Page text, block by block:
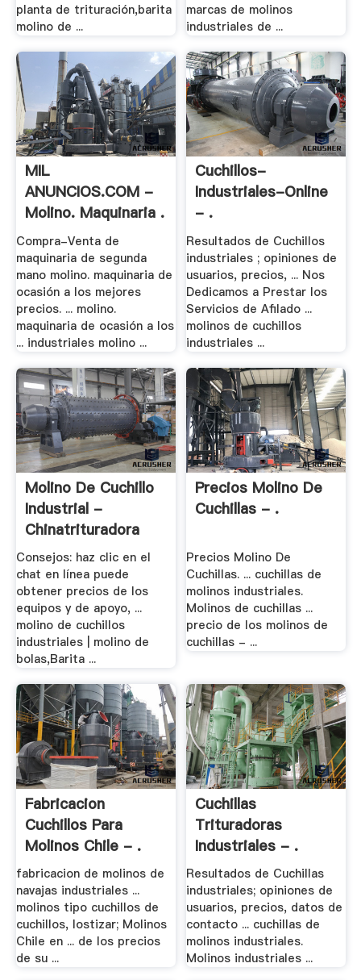
planta de trituración,barita
molino de ...
marcas de molinos
industriales de ...
MIL
ANUNCIOS.COM -
Molino. Maquinaria .
Compra-Venta de
maquinaria de segunda
mano molino. maquinaria de
ocasión a los mejores
precios. ... molino.
maquinaria de ocasión a los
... industriales molino ...
Cuchillos-
Industriales-Online
- .
Resultados de Cuchillos
industriales ; opiniones de
usuarios, precios, ... Nos
Dedicamos a Prestar los
Servicios de Afilado ...
molinos de cuchillos
industriales ...
Molino De Cuchillo
Industrial -
Chinatrituradora
Consejos: haz clic en el
chat en línea puede
obtener precios de los
equipos y de apoyo, ...
molino de cuchillos
industriales | molino de
bolas,Barita ...
Precios Molino De
Cuchillas - .
Precios Molino De
Cuchillas. ... cuchillas de
molinos industriales.
Molinos de cuchillas ...
precio de los molinos de
cuchillas - ...
Fabricacion
Cuchillos Para
Molinos Chile - .
fabricacion de molinos de
navajas industriales ...
molinos tipo cuchillos de
cuchillos, lostizar; Molinos
Chile en ... de los precios
de su ...
Cuchillas
Trituradoras
Industriales - .
Resultados de Cuchillas
industriales; opiniones de
usuarios, precios, datos de
contacto ... cuchillas de
molinos industriales.
Molinos industriales ...